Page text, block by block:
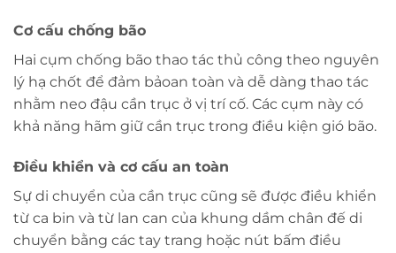
Cơ cấu chống bão
Hai cụm chống bão thao tác thủ công theo nguyên
lý hạ chốt để đảm bảoan toàn và dễ dàng thao tác
nhằm neo đậu cần trục ở vị trí cố. Các cụm này có
khả năng hãm giữ cần trục trong điều kiện gió bão.
Điều khiển và cơ cấu an toàn
Sự di chuyển của cần trục cũng sẽ được điều khiển
từ ca bin và từ lan can của khung dầm chân đế di
chuyển bằng các tay trang hoặc nút bấm điều